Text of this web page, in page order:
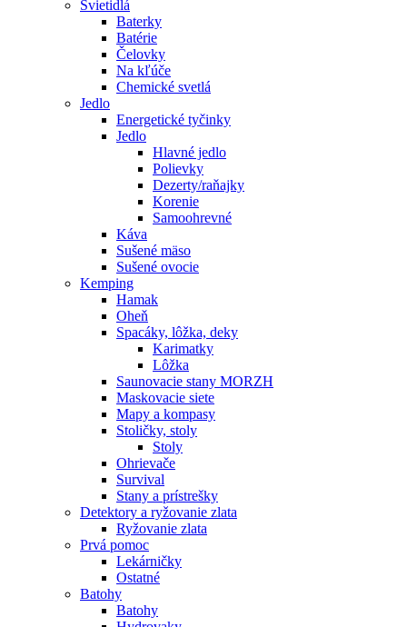
Svietidlá
Baterky
Batérie
Čelovky
Na kľúče
Chemické svetlá
Jedlo
Energetické tyčinky
Jedlo
Hlavné jedlo
Polievky
Dezerty/raňajky
Korenie
Samoohrevné
Káva
Sušené mäso
Sušené ovocie
Kemping
Hamak
Oheň
Spacáky, lôžka, deky
Karimatky
Lôžka
Saunovacie stany MORZH
Maskovacie siete
Mapy a kompasy
Stoličky, stoly
Stoly
Ohrievače
Survival
Stany a prístrešky
Detektory a ryžovanie zlata
Ryžovanie zlata
Prvá pomoc
Lekárničky
Ostatné
Batohy
Batohy